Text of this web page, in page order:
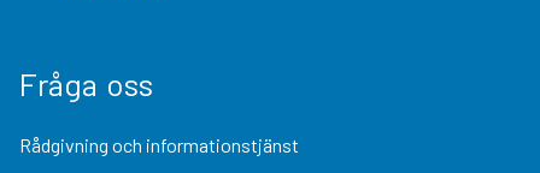
Fråga oss
Rådgivning och informationstjänst